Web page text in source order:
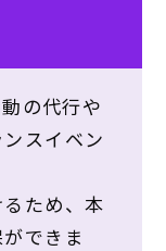
の代行や
スイベン
ため、本
できま